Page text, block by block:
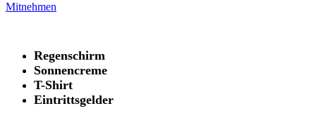
Mitnehmen
Regenschirm
Sonnencreme
T-Shirt
Eintrittsgelder